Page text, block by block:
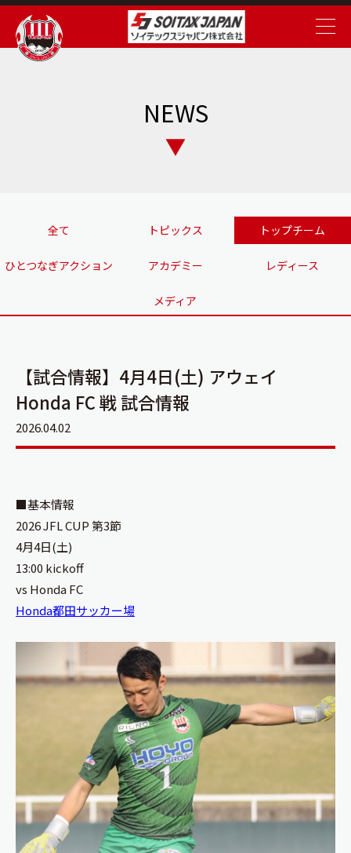
NEWS
全て トピックス トップチーム
ひとつなぎアクション アカデミー レディース
メディア
【試合情報】4月4日(土) アウェイ
Honda FC 戦 試合情報
2026.04.02
■基本情報
2026 JFL CUP 第3節
4月4日(土)
13:00 kickoff
vs Honda FC
Honda都田サッカー場